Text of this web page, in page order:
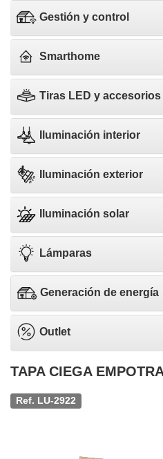
Gestión y control
Smarthome
Tiras LED y accesorios
Iluminación interior
Iluminación exterior
Iluminación solar
Lámparas
Generación de energía
Outlet
TAPA CIEGA
Ref. LU-2922